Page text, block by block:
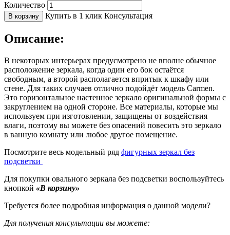
Количество
В корзину Купить в 1 клик Консультация
Описание:
В некоторых интерьерах предусмотрено не вполне обычное
расположение зеркала, когда один его бок остаётся
свободным, а второй располагается впритык к шкафу или
стене. Для таких случаев отлично подойдёт модель Carmen.
Это горизонтальное настенное зеркало оригинальной формы с
закруглением на одной стороне. Все материалы, которые мы
используем при изготовлении, защищены от воздействия
влаги, поэтому вы можете без опасений повесить это зеркало
в ванную комнату или любое другое помещение.
Посмотрите весь модельный ряд фигурных зеркал без
подсветки
Для покупки овального зеркала без подсветки воспользуйтесь
кнопкой «В корзину»
Требуется более подробная информация о данной модели?
Для получения консультации вы можете: